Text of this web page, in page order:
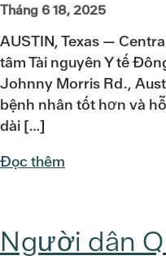
Tháng 6 18, 2025
AUSTIN, Texas —
tâm Tài nguyên Y tế
Johnny Morris Rd.,
bệnh nhân tốt hơn và
dài […]
Đọc thêm
Người dân